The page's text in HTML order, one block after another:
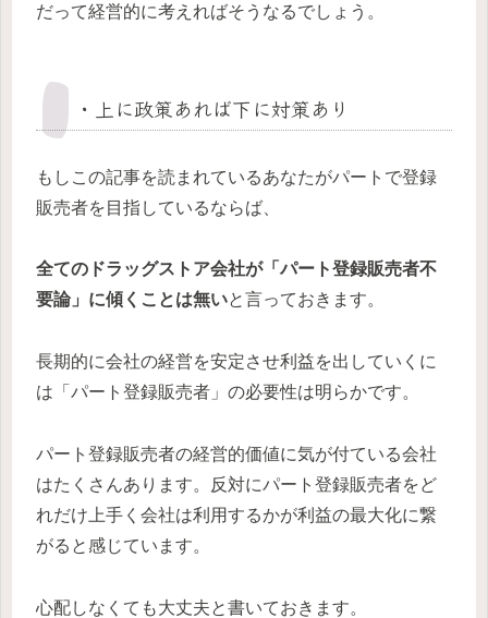
だって経営的に考えればそうなるでしょう。
・上に政策あれば下に対策あり
もしこの記事を読まれているあなたがパートで登録
販売者を目指しているならば、
全てのドラッグストア会社が「パート登録販売者不
要論」に傾くことは無いと言っておきます。
長期的に会社の経営を安定させ利益を出していくに
は「パート登録販売者」の必要性は明らかです。
パート登録販売者の経営的価値に気が付ている会社
はたくさんあります。反対にパート登録販売者をど
れだけ上手く会社は利用するかが利益の最大化に繋
がると感じています。
心配しなくても大丈夫と書いておきます。